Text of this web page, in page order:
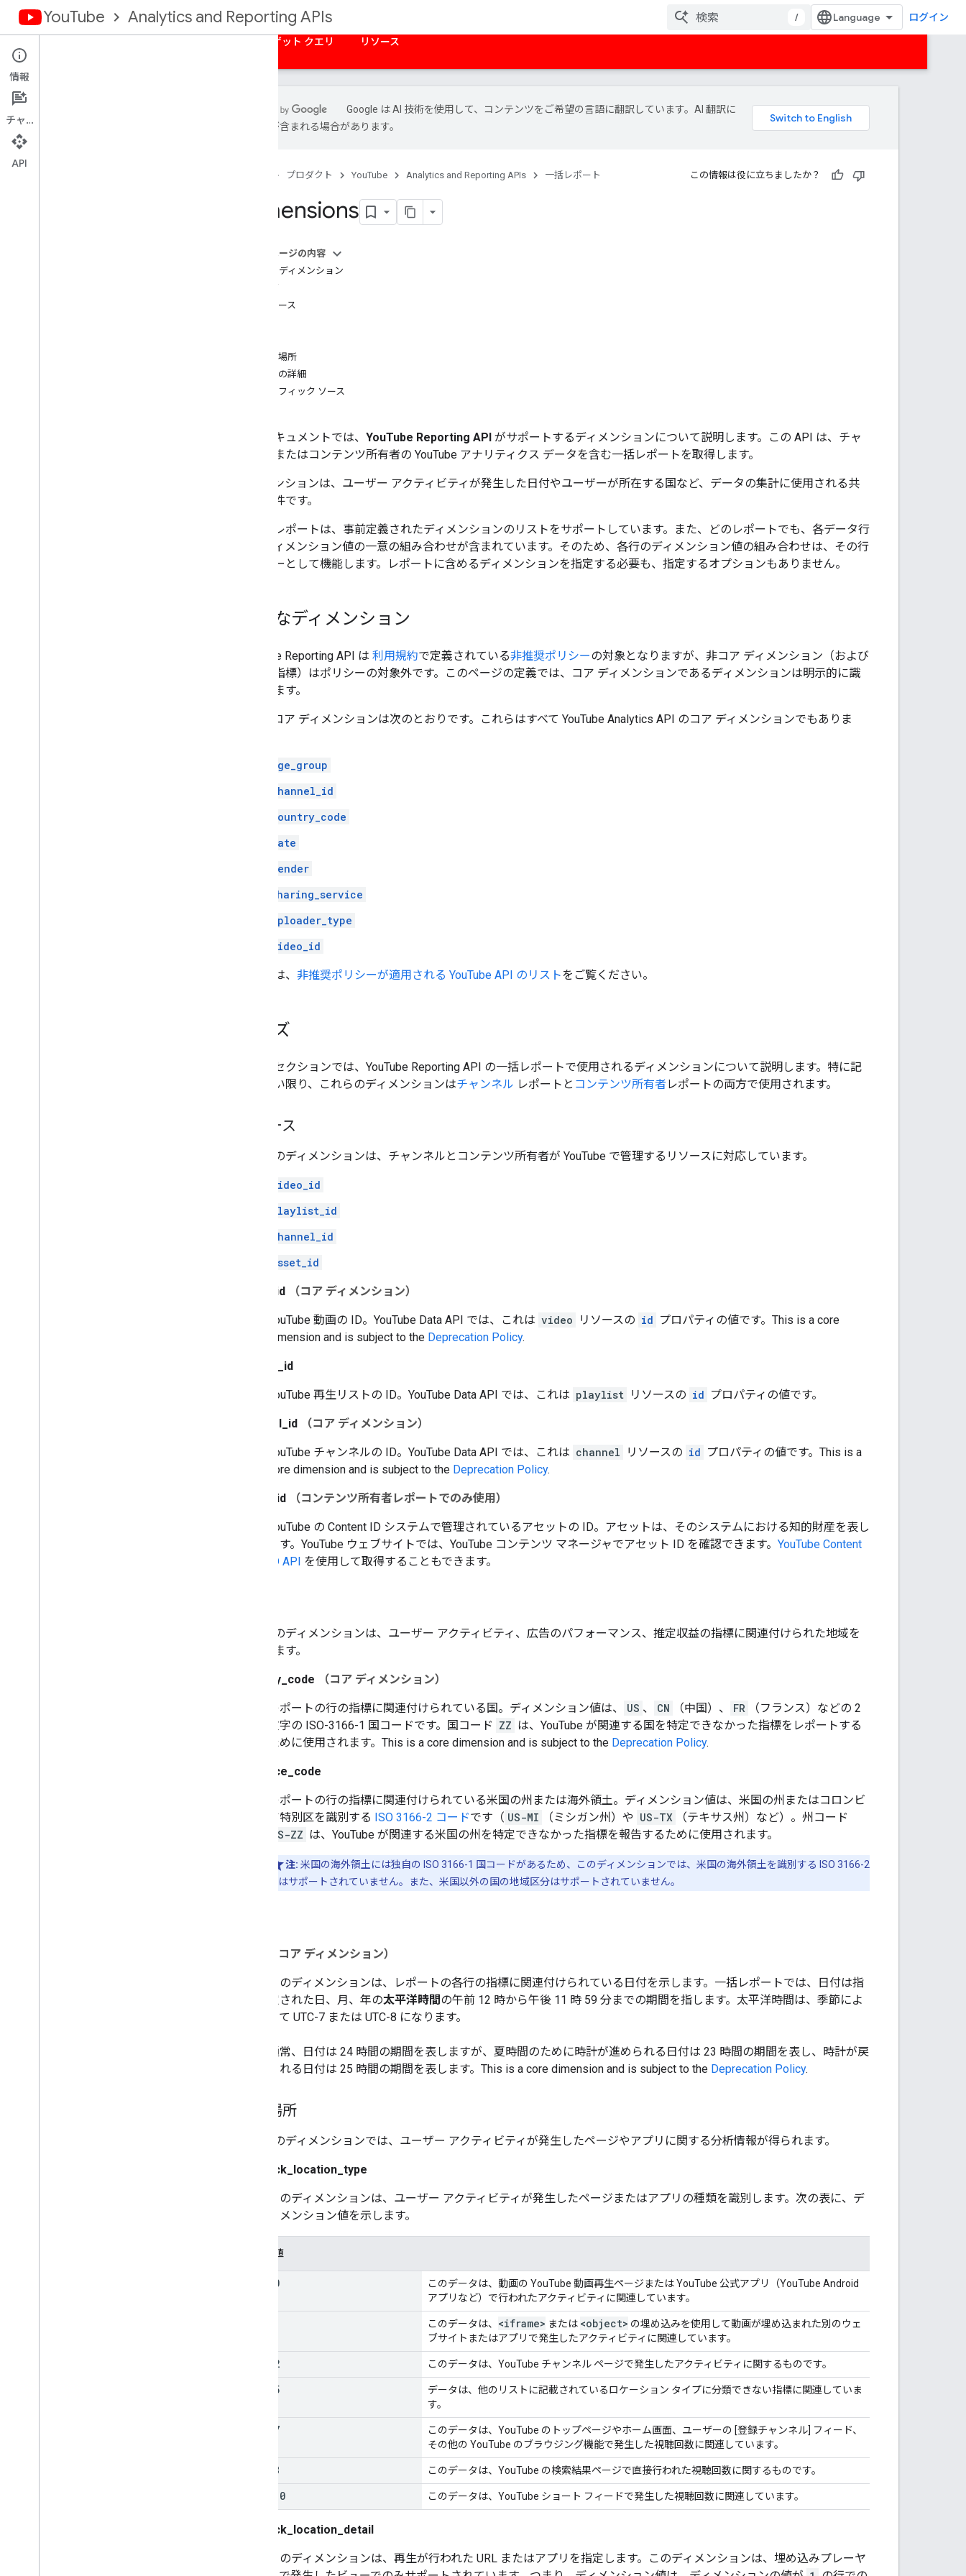
YouTube Analytics and Reporting APIs / ログイン
ターゲット クエリ リソース
You
使用可能なレポート
Google は AI 技術を使用して、コンテンツをご希望の言語に翻訳しています。AI 翻訳に
は誤りが含まれる場合があります。
プロダクト YouTube Analytics and Reporting APIs 一括レポート この情報は役に立ちましたか？
Dimensions
このページの内容
主要なディメンション
サイズ
リソース
再生場所
再生の詳細
トラフィック ソース
このドキュメントでは、 YouTube Reporting API がサポートするディメンションについて説明します。この API は、チャ
ンネルまたはコンテンツ所有者の YouTube アナリティクス データを含む一括レポートを取得します。
ディメンションは、ユーザー アクティビティが発生した日付やユーザーが所在する国など、データの集計に使用される共
通の条件です。
各一括レポートは、事前定義されたディメンションのリストをサポートしています。また、どのレポートでも、各データ行
にはディメンション値の一意の組み合わせが含まれています。そのため、各行のディメンション値の組み合わせは、その行
の主キーとして機能します。レポートに含めるディメンションを指定する必要も、指定するオプションもありません。
主要なディメンション
YouTube Reporting API は 利用規約で定義されている非推奨ポリシーの対象となりますが、非コア ディメンション（および
非コア指標）はポリシーの対象外です。このページの定義では、コア ディメンションであるディメンションは明示的に識
別されます。
API のコア ディメンションは次のとおりです。これらはすべて YouTube Analytics API のコア ディメンションでもありま
age_group
channel_id
country_code
date
gender
sharing_service
uploader_type
video_id
詳しくは、 非推奨ポリシーが適用される YouTube API のリストをご覧ください。
サイズ
以降のセクションでは、YouTube Reporting API の一括レポートで使用されるディメンションについて説明します。特に記
載のない限り、これらのディメンションはチャンネル レポートと コンテンツ所有者 レポートの両方で使用されます。
リソース
これらのディメンションは、チャンネルとコンテンツ所有者が YouTube で管理するリソースに対応しています。
video_id
playlist_id
channel_id
asset_id
video_id （コア ディメンション）
YouTube 動画の ID。YouTube Data API では、これは video リソースの id プロパティの値です。 This is a core
dimension and is subject to the Deprecation Policy.
playlist_id
YouTube 再生リストの ID。YouTube Data API では、これは playlist リソースの id プロパティの値です。
channel_id （コア ディメンション）
YouTube チャンネルの ID。YouTube Data API では、これは channel リソースの id プロパティの値です。 This is a
core dimension and is subject to the Deprecation Policy.
asset_id （コンテンツ所有者レポートでのみ使用）
YouTube の Content ID システムで管理されているアセットの ID。アセットは、そのシステムにおける知的財産を表し
ます。YouTube ウェブサイトでは、YouTube コンテンツ マネージャでアセット ID を確認できます。 YouTube Content
ID API を使用して取得することもできます。
これらのディメンションは、ユーザー アクティビティ、広告のパフォーマンス、推定収益の指標に関連付けられた地域を
特定します。
country_code （コア ディメンション）
レポートの行の指標に関連付けられている国。ディメンション値は、 US 、 CN （中国）、 FR
（フランス）などの 2
文字の ISO-3166-1 国コードです。国コード ZZ は、YouTube が関連する国を特定できなかった指標をレポートする
ために使用されます。 This is a core dimension and is subject to the Deprecation Policy.
province_code
レポートの行の指標に関連付けられている米国の州または海外領土。ディメンション値は、米国の州またはコロンビ
ア特別区を識別する ISO 3166-2 コードです（ US-MI （ミシガン州）や US-TX
（テキサス州）など）。州コード
US-ZZ は、YouTube が関連する米国の州を特定できなかった指標を報告するために使用されます。
注: 米国の海外領土には独自の ISO 3166-1 国コードがあるため、このディメンションでは、米国の海外領土を識別する ISO 3166-2
値はサポートされていません。また、米国以外の国の地域区分はサポートされていません。
（コア ディメンション）
このディメンションは、レポートの各行の指標に関連付けられている日付を示します。一括レポートでは、日付は指
定された日、月、年の太平洋時間の午前 12 時から午後 11 時 59 分までの期間を指します。太平洋時間は、季節によ
って UTC-7 または UTC-8 になります。
通常、日付は 24 時間の期間を表しますが、夏時間のために時計が進められる日付は 23 時間の期間を表し、時計が戻
される日付は 25 時間の期間を表します。 This is a core dimension and is subject to the Deprecation Policy.
再生場所
これらのディメンションでは、ユーザー アクティビティが発生したページやアプリに関する分析情報が得られます。
playback_location_type
このディメンションは、ユーザー アクティビティが発生したページまたはアプリの種類を識別します。次の表に、デ
ィメンション値を示します。
値
0
このデータは、動画の YouTube 動画再生ページまたは YouTube 公式アプリ（YouTube Android
アプリなど）で行われたアクティビティに関連しています。
このデータは、 <iframe> または <object> の埋め込みを使用して動画が埋め込まれた別のウェ
ブサイトまたはアプリで発生したアクティビティに関連しています。
2 このデータは、YouTube チャンネル ページで発生したアクティビティに関するものです。
5
データは、他のリストに記載されているロケーション タイプに分類できない指標に関連していま
す。
7
このデータは、YouTube のトップページやホーム画面、ユーザーの [登録チャンネル] フィード、
その他の YouTube のブラウジング機能で発生した視聴回数に関連しています。
8 このデータは、YouTube の検索結果ページで直接行われた視聴回数に関するものです。
10 このデータは、YouTube ショート フィードで発生した視聴回数に関連しています。
playback_location_detail
このディメンションは、再生が行われた URL またはアプリを指定します。このディメンションは、埋め込みプレーヤ
情報
チャット
API